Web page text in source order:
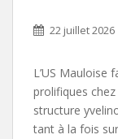
22 juillet 2026
L’US Mauloise
prolifiques
structure
tant à la fois